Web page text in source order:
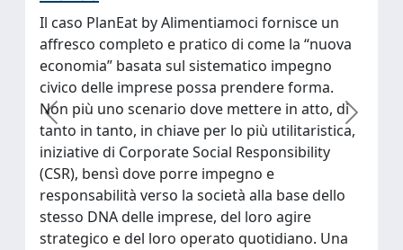
by Alimentiamoci fornisce un
completo e pratico di come la “nuova
basata sul sistematico impegno
imprese possa prendere forma.
uno scenario dove mettere in atto, di
tanto, in chiave per lo più utilitaristica,
di Corporate Social Responsibility
dove porre impegno e
verso la società alla base dello
delle imprese, del loro agire
e del loro operato quotidiano. Una
PNRR 2022 “The
Urban forestry for
Palermo”, il
ricerca
l'ampliamento del
Gesù a Palermo,
terra che
che contiene un
sequenza di
rapp...
precedente